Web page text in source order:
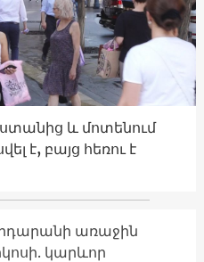
և մոտենում
է, բայց հեռու է
առաջին
կարևոր